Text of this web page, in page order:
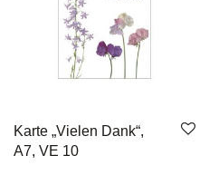
Karte „Vielen Dank“,
A7, VE 10